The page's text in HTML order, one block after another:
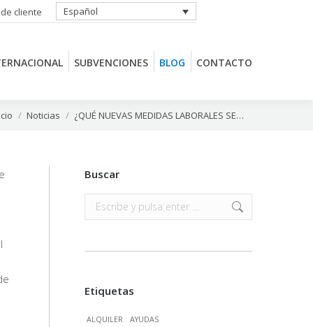
cliente Español
SUBVENCIONES BLOG CONTACTO
aquí:Noticias ¿QUÉ NUEVAS MEDIDAS LABORALES SE…
Buscar
Buscar:
Etiquetas
ALQUILER AYUDAS